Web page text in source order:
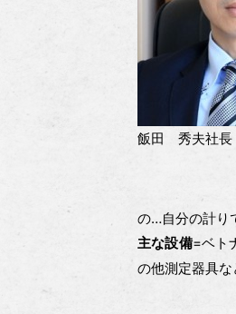
飯田 秀夫社長
の…自分の計り
主な設備=ベト
の他測定器具な